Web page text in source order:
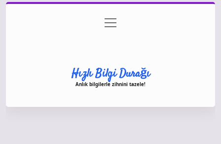
Gizlilik Politikası
menüyü
aç
Hızlı Bilgi Durağı
Anlık bilgilerle zihnini tazele!